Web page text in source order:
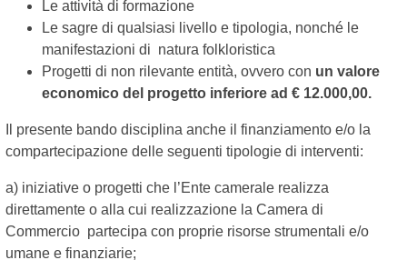
Le attività di formazione
Le sagre di qualsiasi livello e tipologia, nonché le
manifestazioni di natura folkloristica
Progetti di non rilevante entità, ovvero con un valore
economico del progetto inferiore ad € 12.000,00.
Il presente bando disciplina anche il finanziamento e/o la
compartecipazione delle seguenti tipologie di interventi:
a) iniziative o progetti che l’Ente camerale realizza
direttamente o alla cui realizzazione la Camera di
Commercio partecipa con proprie risorse strumentali e/o
umane e finanziarie;